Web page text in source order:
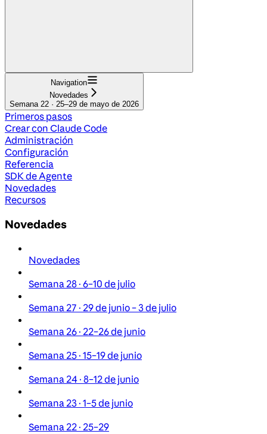
Navigation
Novedades
Semana 22 · 25–29 de mayo de 2026
Primeros pasos
Crear con Claude Code
Administración
Configuración
Referencia
SDK de Agente
Novedades
Recursos
Novedades
Novedades
Semana 28 · 6–10 de julio
Semana 27 · 29 de junio – 3 de julio
Semana 26 · 22–26 de junio
Semana 25 · 15–19 de junio
Semana 24 · 8–12 de junio
Semana 23 · 1–5 de junio
Semana 22 · 25–29